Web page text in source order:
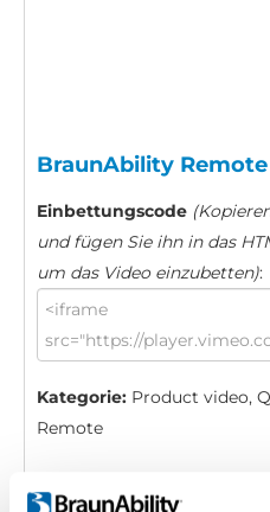
BraunAbility Remote
Einbettungscode
und fügen Sie ihn in das
um das Video einzubetten):
Kategorie: Product video,
Remote